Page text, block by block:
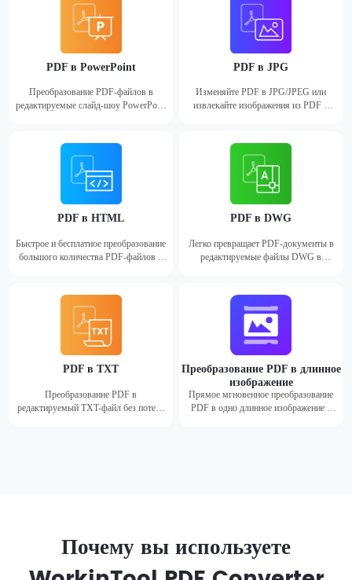
PDF в PowerPoint
Преобразование PDF-файлов в
редактируемые слайд-шоу PowerPoint
PDF в JPG
Изменяйте PDF в JPG/JPEG или
извлекайте изображения из PDF в
PDF в HTML
Быстрое и бесплатное преобразование
большого количества PDF-файлов в
PDF в DWG
Легко превращает PDF-документы в
редактируемые файлы DWG в
PDF в TXT
Преобразование PDF в
редактируемый TXT-файл без потери
Преобразование PDF в длинное
изображение
Прямое мгновенное преобразование
PDF в одно длинное изображение и
Почему вы используете